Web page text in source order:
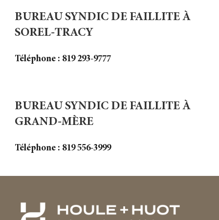
BUREAU SYNDIC DE FAILLITE À
SOREL-TRACY
Téléphone : 819 293-9777
BUREAU SYNDIC DE FAILLITE À
GRAND-MÈRE
Téléphone : 819 556-3999